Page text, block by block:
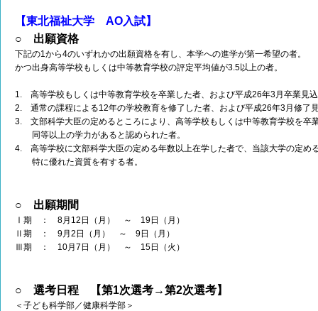
【東北福祉大学 AO入試】
○ 出願資格
下記の1から4のいずれかの出願資格を有し、本学への進学が第一希望の者。
かつ出身高等学校もしくは中等教育学校の評定平均値が3.5以上の者。
1. 高等学校もしくは中等教育学校を卒業した者、および平成26年3月卒業見
2. 通常の課程による12年の学校教育を修了した者、および平成26年3月修了
3. 文部科学大臣の定めるところにより、高等学校もしくは中等教育学校を卒
同等以上の学力があると認められた者。
4. 高等学校に文部科学大臣の定める年数以上在学した者で、当該大学の定め
特に優れた資質を有する者。
○ 出願期間
Ⅰ期 ： 8月12日（月） ～ 19日（月）
Ⅱ期 ： 9月2日（月） ～ 9日（月）
Ⅲ期 ： 10月7日（月） ～ 15日（火）
○ 選考日程 【第1次選考→第2次選考】
＜子ども科学部／健康科学部＞